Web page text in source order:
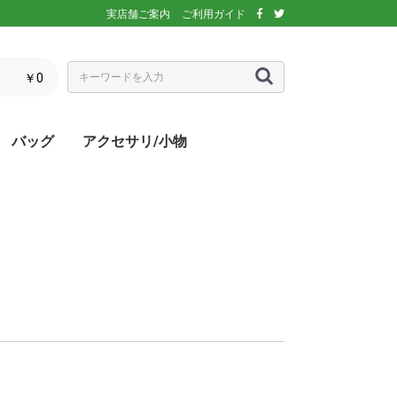
実店舗ご案内 ご利用ガイド
￥0
バッグ アクセサリ/小物